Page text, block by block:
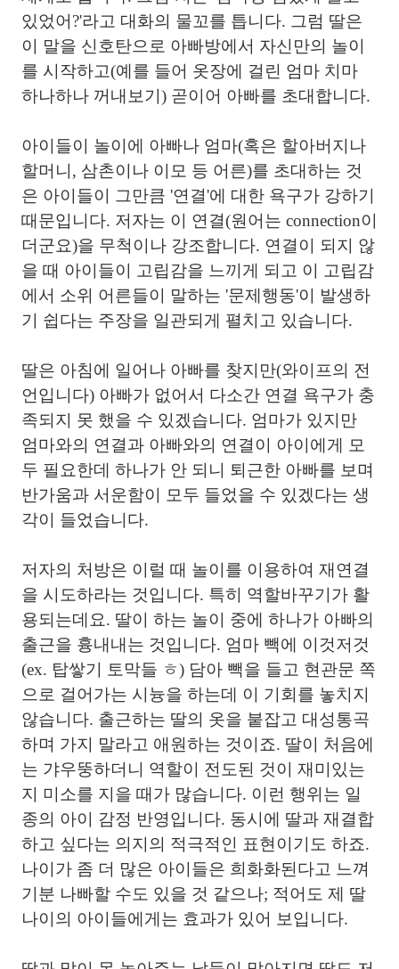
있었어?'라고 대화의 물꼬를 틉니다. 그럼 딸은
이 말을 신호탄으로 아빠방에서 자신만의 놀이
를 시작하고(예를 들어 옷장에 걸린 엄마 치마
하나하나 꺼내보기) 곧이어 아빠를 초대합니다.
아이들이 놀이에 아빠나 엄마(혹은 할아버지나
할머니, 삼촌이나 이모 등 어른)를 초대하는 것
은 아이들이 그만큼 '연결'에 대한 욕구가 강하기
때문입니다. 저자는 이 연결(원어는 connection이
더군요)을 무척이나 강조합니다. 연결이 되지 않
을 때 아이들이 고립감을 느끼게 되고 이 고립감
에서 소위 어른들이 말하는 '문제행동'이 발생하
기 쉽다는 주장을 일관되게 펼치고 있습니다.
딸은 아침에 일어나 아빠를 찾지만(와이프의 전
언입니다) 아빠가 없어서 다소간 연결 욕구가 충
족되지 못 했을 수 있겠습니다. 엄마가 있지만
엄마와의 연결과 아빠와의 연결이 아이에게 모
두 필요한데 하나가 안 되니 퇴근한 아빠를 보며
반가움과 서운함이 모두 들었을 수 있겠다는 생
각이 들었습니다.
저자의 처방은 이럴 때 놀이를 이용하여 재연결
을 시도하라는 것입니다. 특히 역할바꾸기가 활
용되는데요. 딸이 하는 놀이 중에 하나가 아빠의
출근을 흉내내는 것입니다. 엄마 빽에 이것저것
(ex. 탑쌓기 토막들 ㅎ) 담아 빽을 들고 현관문 쪽
으로 걸어가는 시늉을 하는데 이 기회를 놓치지
않습니다. 출근하는 딸의 옷을 붙잡고 대성통곡
하며 가지 말라고 애원하는 것이죠. 딸이 처음에
는 갸우뚱하더니 역할이 전도된 것이 재미있는
지 미소를 지을 때가 많습니다. 이런 행위는 일
종의 아이 감정 반영입니다. 동시에 딸과 재결합
하고 싶다는 의지의 적극적인 표현이기도 하죠.
나이가 좀 더 많은 아이들은 희화화된다고 느껴
기분 나빠할 수도 있을 것 같으나; 적어도 제 딸
나이의 아이들에게는 효과가 있어 보입니다.